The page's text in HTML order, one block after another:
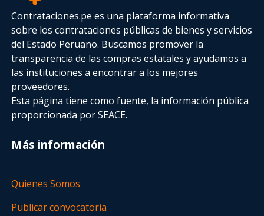
Contrataciones.pe es una plataforma informativa
sobre los contrataciones públicas de bienes y servicios
del Estado Peruano. Buscamos promover la
transparencia de las compras estatalesy ayudamos a
las instituciones a encontrar a los mejores
proveedores.
Esta página tiene como fuente, la información pública
proporcionada por SEACE.
Más información
Quienes Somos
Publicar convocatoria